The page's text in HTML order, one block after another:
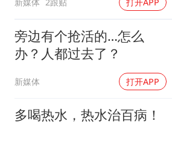
旁边有个抢活的…怎么
办？人都过去了？
新媒体 打开APP
多喝热水，热水治百病！